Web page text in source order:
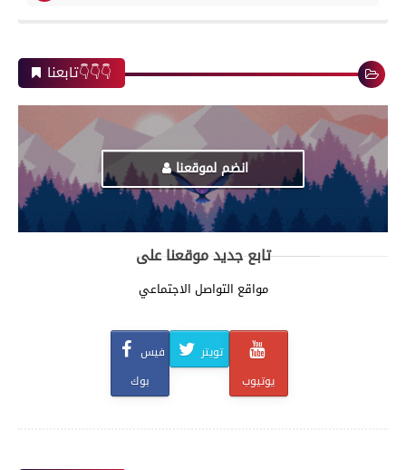
تابعنا👇👇👇
انضم لموقعنا
تابع جديد موقعنا على
مواقع التواصل الاجتماعي
فيس
بوك
تويتر
يوتيوب